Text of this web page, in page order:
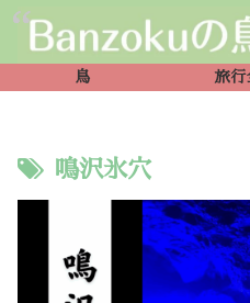
鳥 旅行
鳴沢氷穴